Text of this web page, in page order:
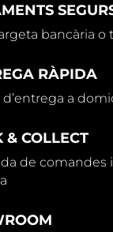
bancària o
RÀPIDA
d’entrega a
& COLLECT
de comandes